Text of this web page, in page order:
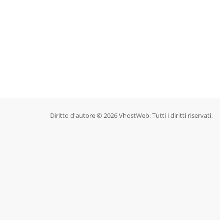
Diritto d'autore © 2026 VhostWeb. Tutti i diritti riservati.